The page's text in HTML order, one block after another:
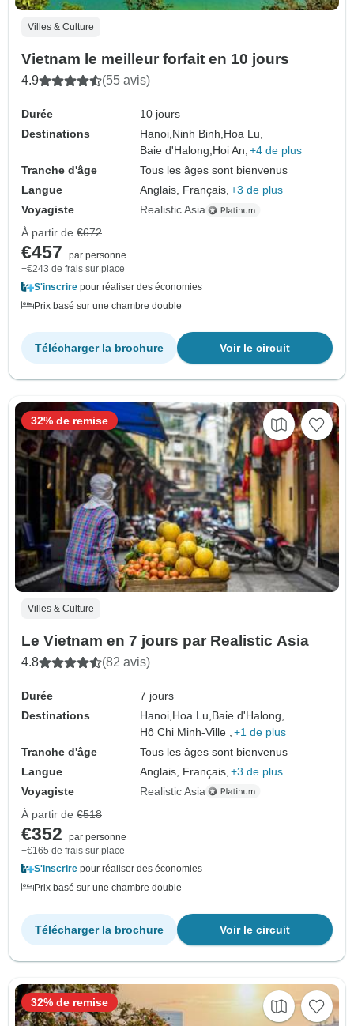
Villes & Culture
Vietnam le meilleur forfait en 10 jours
4.9 (55 avis)
Durée
10 jours
Destinations
Hanoi,Ninh Binh,Hoa Lu,
Baie d'Halong,Hoi An, +4 de plus
Tranche d'âge
Tous les âges sont bienvenus
Langue
Anglais, Français, +3 de plus
Voyagiste
Realistic Asia
À partir de €672
€457
par personne
+€243 de frais sur place
S'inscrire pour réaliser des économies
Prix basé sur une chambre double
Voir le circuit
Télécharger la brochure
Villes & Culture
Le Vietnam en 7 jours par Realistic Asia
4.8 (82 avis)
Durée
7 jours
Destinations
Hanoi, Hoa Lu, Baie d'Halong,
Hô Chi Minh-Ville ,
+1 de plus
Tranche d'âge
Tous les âges sont bienvenus
Langue
Anglais, Français, +3 de plus
Voyagiste
Realistic Asia
32% de remise
À partir de €518
€352
par personne
+€165 de frais sur place
S'inscrire pour réaliser des économies
Prix basé sur une chambre double
Voir le circuit
Télécharger la brochure
32% de remise